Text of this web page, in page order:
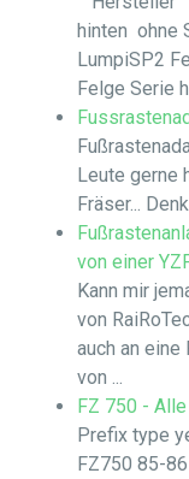
hinten ohne
LumpiSP2
Felge Serie
Leute gerne
Fräser...
von einer
Kann mir
von
auch an
von ...
FZ 750 -
Prefix type
FZ750 85-